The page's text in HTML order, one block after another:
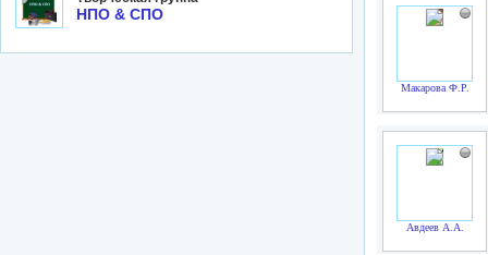
НПО & СПО
Макарова Ф.Р.
Авдеев А.А.